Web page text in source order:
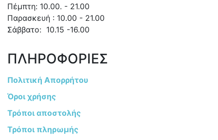
Πέμπτη: 10.00. - 21.00
Παρασκευή : 10.00 - 21.00
Σάββατο: 10.15 -16.00
ΠΛΗΡΟΦΟΡΙΕΣ
Πολιτική Απορρήτου
Όροι χρήσης
Τρόποι αποστολής
Τρόποι πληρωμής